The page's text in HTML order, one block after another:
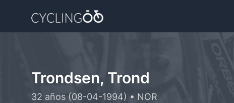
Trondsen, Trond
32 años (08-04-1994) • NOR